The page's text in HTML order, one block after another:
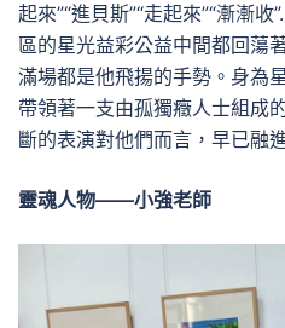
起來”“進貝斯”“走起來”“漸漸
區的星光益彩公益中間都回蕩
滿場都是他飛揚的手勢。身為
帶領著一支由孤獨癥人士組成
斷的表演對他們而言，早已融
靈魂人物——小強老師